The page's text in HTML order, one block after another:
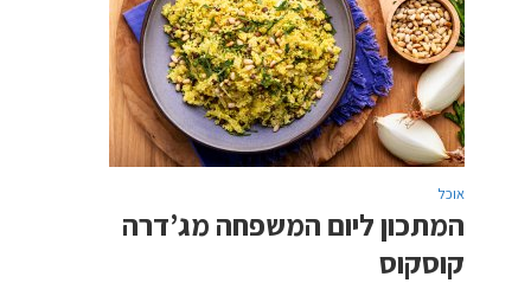
אוכל
המתכון ליום המשפחה מג’דרה
קוסקוס